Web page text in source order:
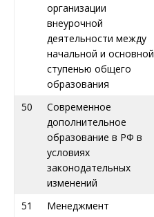
организации
внеурочной
деятельности между
начальной и основной
ступенью общего
образования
50
Современное
дополнительное
образование в РФ в
условиях
законодательных
изменений
51
Менеджмент